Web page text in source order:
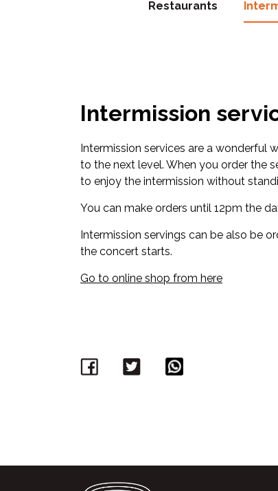
Restaurants
Intermission
Intermission services are a wonderful
to the next level. When you order the
to enjoy the intermission without
You can make orders until 12pm the
Intermission servings can be also be
the concert starts.
Go to online shop from here
Facebook
Twitter